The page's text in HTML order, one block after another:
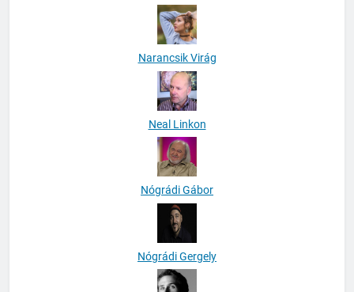
Narancsik Virág
Neal Linkon
Nógrádi Gábor
Nógrádi Gergely